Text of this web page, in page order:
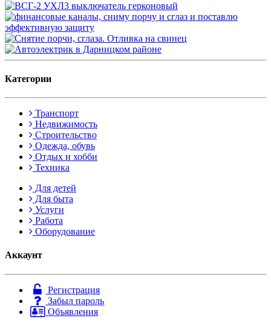
Категории
Транспорт
Недвижимость
Строительство
Одежда, обувь
Отдых и хобби
Техника
Для детей
Для быта
Услуги
Работа
Оборудование
Аккаунт
Регистрация
Забыл пароль
Объявления